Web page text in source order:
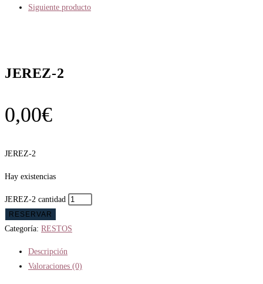
Siguiente producto
JEREZ-2
0,00€
JEREZ-2
Hay existencias
JEREZ-2 cantidad
RESERVAR
Categoría: RESTOS
Descripción
Valoraciones (0)